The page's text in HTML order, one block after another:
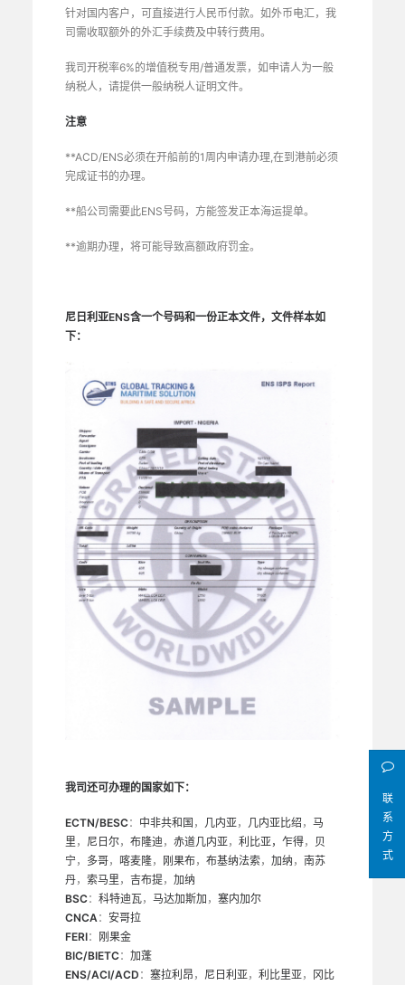
针对国内客户，可直接进行人民币付款。如外币电汇，我
司需收取额外的外汇手续费及中转行费用。
我司开税率6%的增值税专用/普通发票，如申请人为一般
纳税人，请提供一般纳税人证明文件。
注意
**ACD/ENS必须在开船前的1周内申请办理,在到港前必须
完成证书的办理。
**船公司需要此ENS号码，方能签发正本海运提单。
**逾期办理，将可能导致高额政府罚金。
尼日利亚ENS含一个号码和一份正本文件，文件样本如
下：
我司还可办理的国家如下：
ECTN/BESC： 中非共和国 ， 几内亚， 几内亚比绍 ， 马
里 ， 尼日尔， 布隆迪 ， 赤道几内亚， 利比亚， 乍得， 贝
宁， 多哥， 喀麦隆， 刚果布， 布基纳法索， 加纳 ， 南苏
丹， 索马里 ， 吉布提， 加纳
BSC： 科特迪瓦， 马达加斯加 ， 塞内加尔
CNCA： 安哥拉
FERI：
刚果金
BIC/BIETC： 加蓬
ENS/ACI/ACD ： 塞拉利昂 ， 尼日利亚， 利比里亚，
冈比
联
系
方
式